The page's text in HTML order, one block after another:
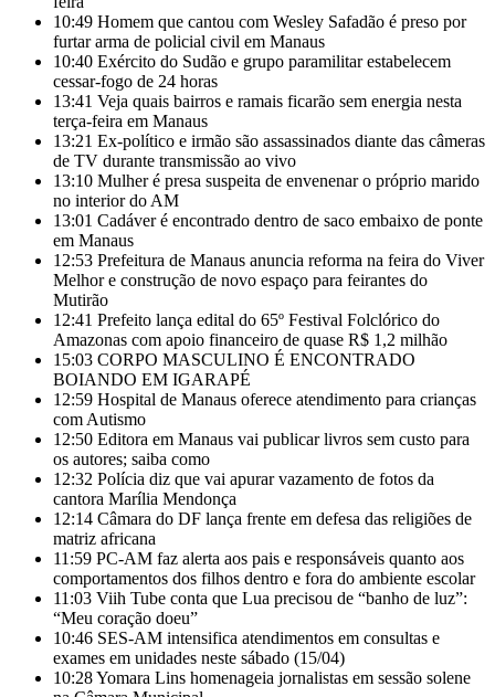
10:49 Homem que cantou com Wesley Safadão é preso por
furtar arma de policial civil em Manaus
10:40 Exército do Sudão e grupo paramilitar estabelecem
cessar-fogo de 24 horas
13:41 Veja quais bairros e ramais ficarão sem energia nesta
terça-feira em Manaus
13:21 Ex-político e irmão são assassinados diante das câmeras
de TV durante transmissão ao vivo
13:10 Mulher é presa suspeita de envenenar o próprio marido
no interior do AM
13:01 Cadáver é encontrado dentro de saco embaixo de ponte
em Manaus
12:53 Prefeitura de Manaus anuncia reforma na feira do Viver
Melhor e construção de novo espaço para feirantes do
Mutirão
12:41 Prefeito lança edital do 65º Festival Folclórico do
Amazonas com apoio financeiro de quase R$ 1,2 milhão
15:03 CORPO MASCULINO É ENCONTRADO
BOIANDO EM IGARAPÉ
12:59 Hospital de Manaus oferece atendimento para crianças
com Autismo
12:50 Editora em Manaus vai publicar livros sem custo para
os autores; saiba como
12:32 Polícia diz que vai apurar vazamento de fotos da
cantora Marília Mendonça
12:14 Câmara do DF lança frente em defesa das religiões de
matriz africana
11:59 PC-AM faz alerta aos pais e responsáveis quanto aos
comportamentos dos filhos dentro e fora do ambiente escolar
11:03 Viih Tube conta que Lua precisou de “banho de luz”:
“Meu coração doeu”
10:46 SES-AM intensifica atendimentos em consultas e
exames em unidades neste sábado (15/04)
10:28Yomara Lins homenageia jornalistas em sessão solene